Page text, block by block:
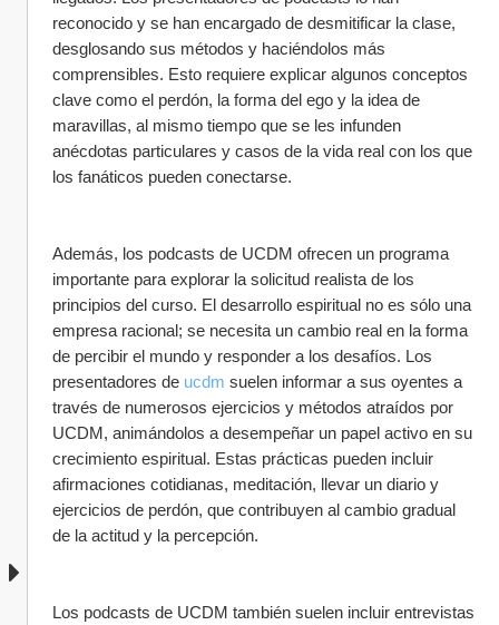
reconocido y se han encargado de desmitificar la clase,
desglosando sus métodos y haciéndolos más
comprensibles. Esto requiere explicar algunos conceptos
clave como el perdón, la forma del ego y la idea de
maravillas, al mismo tiempo que se les infunden
anécdotas particulares y casos de la vida real con los que
los fanáticos pueden conectarse.
Además, los podcasts de UCDM ofrecen un programa
importante para explorar la solicitud realista de los
principios del curso. El desarrollo espiritual no es sólo una
empresa racional; se necesita un cambio real en la forma
de percibir el mundo y responder a los desafíos. Los
presentadores de ucdm suelen informar a sus oyentes a
través de numerosos ejercicios y métodos atraídos por
UCDM, animándolos a desempeñar un papel activo en su
crecimiento espiritual. Estas prácticas pueden incluir
afirmaciones cotidianas, meditación, llevar un diario y
ejercicios de perdón, que contribuyen al cambio gradual
de la actitud y la percepción.
Los podcasts de UCDM también suelen incluir entrevistas